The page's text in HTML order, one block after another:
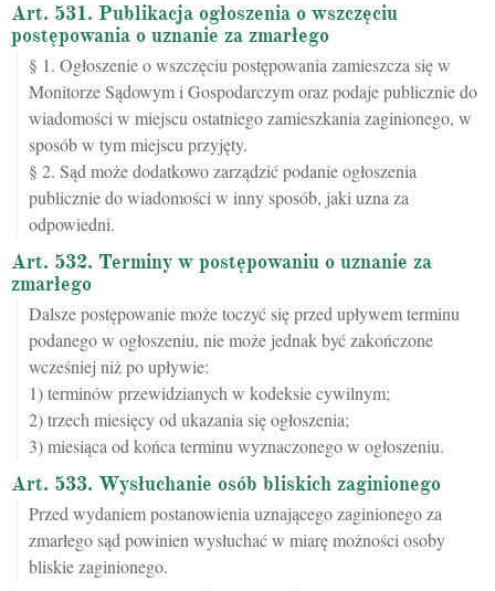
Art. 531. Publikacja ogłoszenia o wszczęciu
postępowania o uznanie za zmarłego
§ 1. Ogłoszenie o wszczęciu postępowania zamieszcza się w
Monitorze Sądowym i Gospodarczym oraz podaje publicznie do
wiadomości w miejscu ostatniego zamieszkania zaginionego, w
sposób w tym miejscu przyjęty.
§ 2. Sąd może dodatkowo zarządzić podanie ogłoszenia
publicznie do wiadomości w inny sposób, jaki uzna za
odpowiedni.
Art. 532. Terminy w postępowaniu o uznanie za
zmarłego
Dalsze postępowanie może toczyć się przed upływem terminu
podanego w ogłoszeniu, nie może jednak być zakończone
wcześniej niż po upływie:
1) terminów przewidzianych w kodeksie cywilnym;
2) trzech miesięcy od ukazania się ogłoszenia;
3) miesiąca od końca terminu wyznaczonego w ogłoszeniu.
Art. 533. Wysłuchanie osób bliskich zaginionego
Przed wydaniem postanowienia uznającego zaginionego za
zmarłego sąd powinien wysłuchać w miarę możności osoby
bliskie zaginionego.